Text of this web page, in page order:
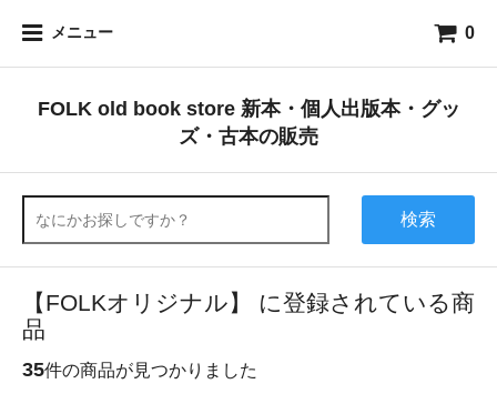
メニュー 0
FOLK old book store 新本・個人出版本・グッ
ズ・古本の販売
検索
【FOLKオリジナル】 に登録されている商
品
35件の商品が見つかりました